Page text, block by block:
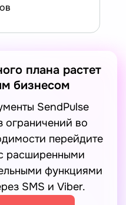
плана растет
бизнесом
ограничений во
перейдите
расширенными
функциями
SMS и Viber.